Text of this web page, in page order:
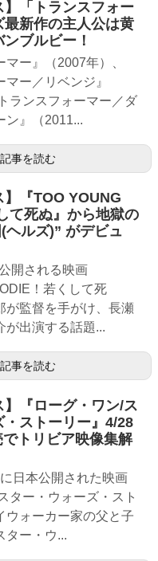
】「トランスフォー
最新作の主人公は黄
ブルビー！
マー』（2007年）、
マー／リベンジ』
ランスフォーマー／ダ
ン』（2011...
記事を読む
】『TOO YOUNG
て死ぬ』から地獄の
ヘルズ)” がデビュ
開される映画
！若くして死
が監督を手がけ、長瀬
が出演する話題...
記事を読む
】『ローグ・ワン/ス
・ストーリー』4/28
トリビア映像集解
日本公開された映画
ター・ウォーズ・スト
ウォーカー家の父と子
ター・ウ...